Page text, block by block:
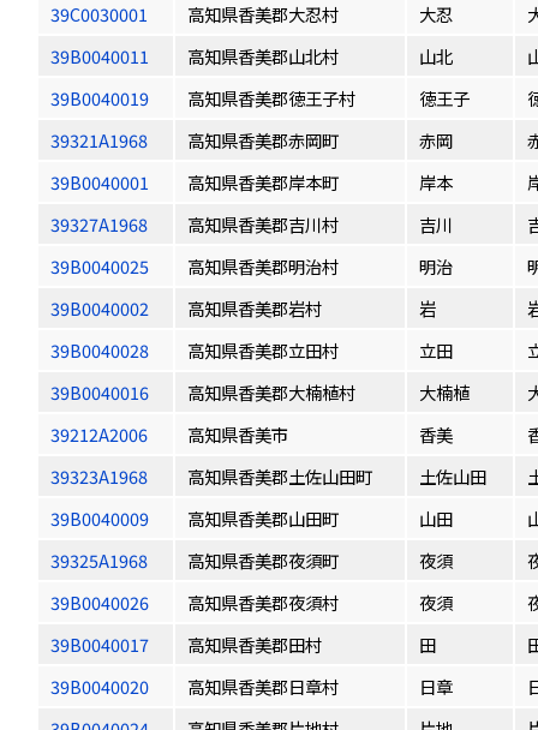
39C0030001
高知県香美郡大忍村 大忍
39B0040011
高知県香美郡山北村 山北
39B0040019
高知県香美郡徳王子村 徳王子
39321A1968
高知県香美郡赤岡町 赤岡
39B0040001
高知県香美郡岸本町 岸本
39327A1968
高知県香美郡吉川村 吉川
39B0040025
高知県香美郡明治村 明治
39B0040002
高知県香美郡岩村 岩
39B0040028
高知県香美郡立田村 立田
39B0040016
高知県香美郡大楠植村 大楠植
39212A2006
高知県香美市 香美
39323A1968
高知県香美郡土佐山田町 土佐山田
39B0040009
高知県香美郡山田町 山田
39325A1968
高知県香美郡夜須町 夜須
39B0040026
高知県香美郡夜須村 夜須
39B0040017
高知県香美郡田村 田
39B0040020
高知県香美郡日章村 日章